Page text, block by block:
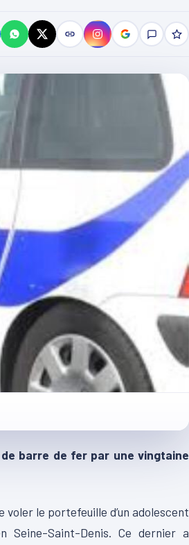
barre de fer par une vingtaine
le portefeuille d’un adolescent
Seine-Saint-Denis. Ce dernier a